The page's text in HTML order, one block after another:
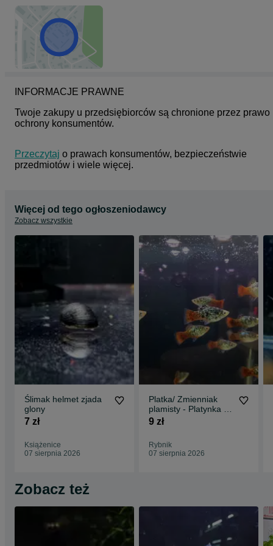
Po więcej informacji zapraszam do kontaktu
INFORMACJE PRAWNE
Twoje zakupy u przedsiębiorców są chronione przez prawo
ochrony konsumentów.
Przeczytaj o prawach konsumentów, bezpieczeństwie
przedmiotów i wiele więcej.
Więcej od tego ogłoszeniodawcy
Zobacz wszystkie
Ślimak helmet zjada
glony
7 zł
Książenice
07 sierpnia 2026
Platka/ Zmienniak
plamisty - Platynka -
Rainbow Calico
9 zł
Rybnik
07 sierpnia 2026
Zobacz też